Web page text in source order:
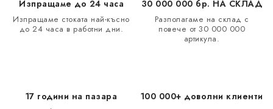
Изпращаме до 24 часа
Изпращаме стоката най-късно
до 24 часа в работни дни.
30 000 000 бр. НА СКЛАД
Разполагаме на склад с
повече от 30 000 000
артикула.
17 години на пазара 100 000+ доволни клиенти